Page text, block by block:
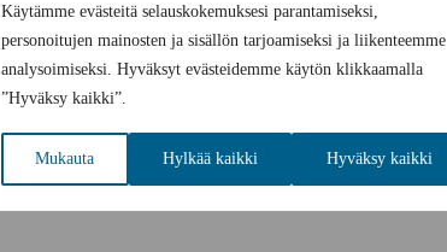
Käytämme evästeitä selauskokemuksesi parantamiseksi,
personoitujen mainosten ja sisällön tarjoamiseksi ja liikenteemme
analysoimiseksi. Hyväksyt evästeidemme käytön klikkaamalla
”Hyväksy kaikki”.
Mukauta Hylkää kaikki Hyväksy kaikki